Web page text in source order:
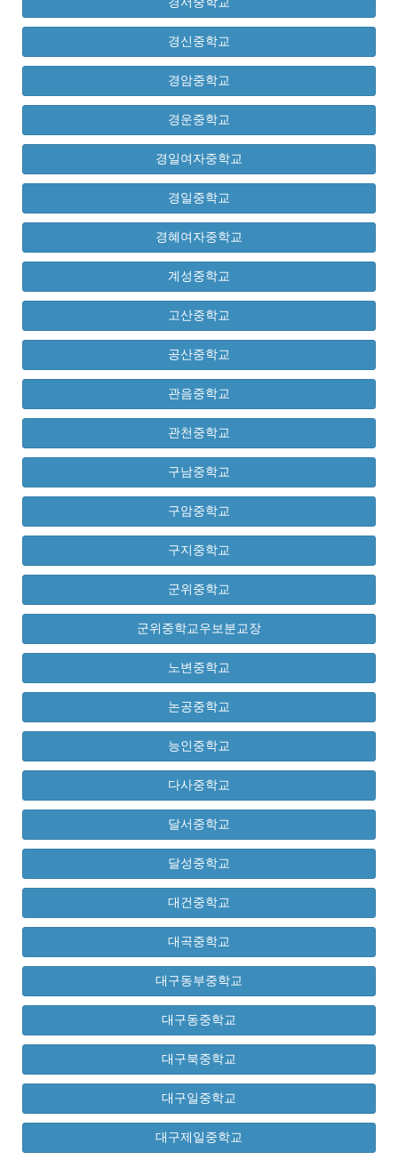
경신중학교
경암중학교
경운중학교
경일여자중학교
경일중학교
경혜여자중학교
계성중학교
고산중학교
공산중학교
관음중학교
관천중학교
구남중학교
구암중학교
구지중학교
군위중학교
군위중학교우보분교장
노변중학교
논공중학교
능인중학교
다사중학교
달서중학교
달성중학교
대건중학교
대곡중학교
대구동부중학교
대구동중학교
대구북중학교
대구일중학교
대구제일중학교